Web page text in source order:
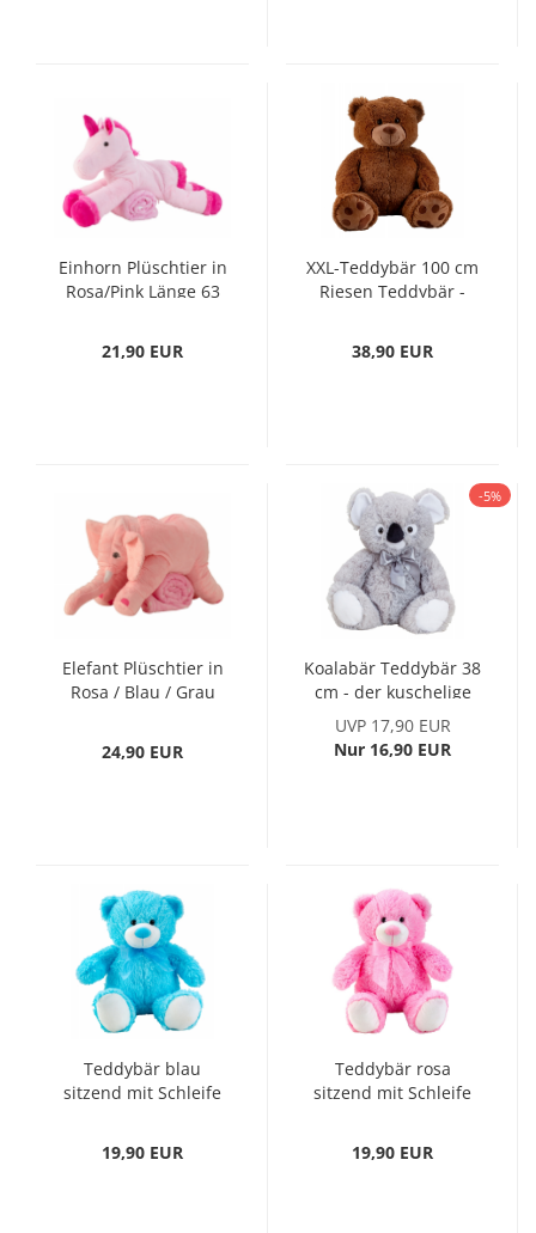
Einhorn Plüschtier in
Rosa/Pink Länge 63
21,90 EUR
XXL-Teddybär 100 cm
Riesen Teddybär -
Braunbär
38,90 EUR
Elefant Plüschtier in
Rosa / Blau / Grau
Stofftier
24,90 EUR
-5%
Koalabär Teddybär 38
cm - der kuschelige
Freund für Ihren
Nachwuchs Stofftier
Kuscheltier
UVP 17,90 EUR
Nur 16,90 EUR
Teddybär blau
sitzend mit Schleife
19,90 EUR
Teddybär rosa
sitzend mit Schleife
19,90 EUR